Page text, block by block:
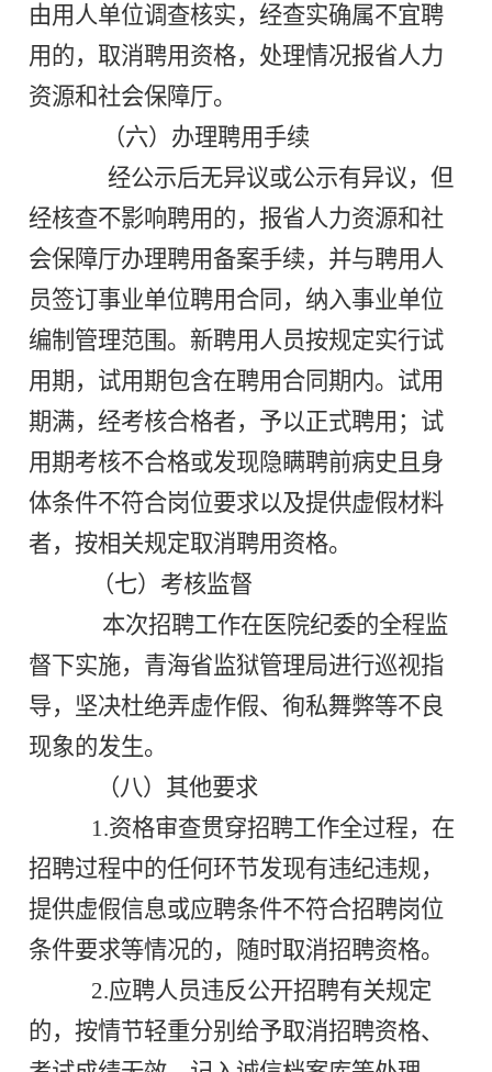
由用人单位调查核实，经查实确属不宜聘
用的，取消聘用资格，处理情况报省人力
资源和社会保障厅。
（六）办理聘用手续
经公示后无异议或公示有异议，但
经核查不影响聘用的，报省人力资源和社
会保障厅办理聘用备案手续，并与聘用人
员签订事业单位聘用合同，纳入事业单位
编制管理范围。新聘用人员按规定实行试
用期，试用期包含在聘用合同期内。试用
期满，经考核合格者，予以正式聘用；试
用期考核不合格或发现隐瞒聘前病史且身
体条件不符合岗位要求以及提供虚假材料
者，按相关规定取消聘用资格。
（七）考核监督
本次招聘工作在医院纪委的全程监
督下实施，青海省监狱管理局进行巡视指
导，坚决杜绝弄虚作假、徇私舞弊等不良
现象的发生。
（八）其他要求
1.资格审查贯穿招聘工作全过程，在
招聘过程中的任何环节发现有违纪违规，
提供虚假信息或应聘条件不符合招聘岗位
条件要求等情况的，随时取消招聘资格。
2.应聘人员违反公开招聘有关规定
的，按情节轻重分别给予取消招聘资格、